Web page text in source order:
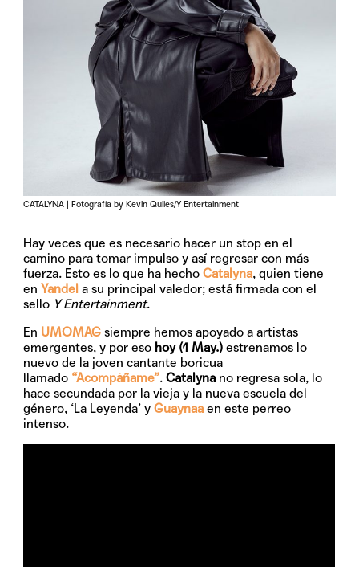
CATALYNA | Fotografía by Kevin Quiles/Y Entertainment
Hay veces que es necesario hacer un stop en el
camino para tomar impulso y así regresar con más
fuerza. Esto es lo que ha hechoCatalyna, quien tiene
enYandel a su principal valedor; está firmada con el
sello Y Entertainment.
En UMOMAG siempre hemos apoyado a artistas
emergentes, y por eso hoy (1 May.) estrenamos lo
nuevo de la joven cantante boricua
llamado “Acompáñame”.Catalynano regresa sola, lo
hace secundada por la vieja y la nueva escuela del
género, ‘La Leyenda’ yGuaynaa en este perreo
intenso.